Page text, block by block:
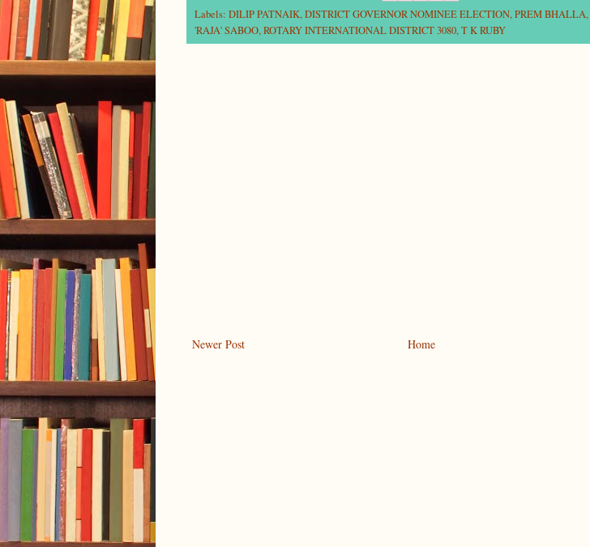
Labels: DILIP PATNAIK,DISTRICT GOVERNOR NOMINEE ELECTION,PREM BHALLA,
'RAJA' SABOO,ROTARY INTERNATIONAL DISTRICT 3080,T K RUBY
Newer Post Home